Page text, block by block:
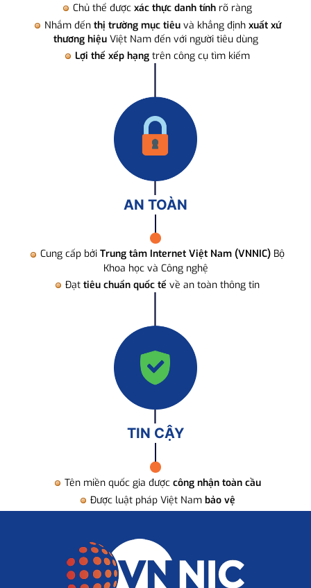
Chủ thể được xác thực danh tính rõ ràng
Nhắm đến thị trường mục tiêuvà khẳng định xuất xứ
thương hiệuViệt Nam đến với người tiêu dùng
Lợi thế xếp hạng trên công cụ tìm kiếm
AN TOÀN
Cung cấp bởi Trung tâm Internet Việt Nam (VNNIC) Bộ
Khoa học và Công nghệ
Đạt tiêu chuẩn quốc tế về an toàn thông tin
TIN CẬY
Tên miền quốc gia được công nhận toàn cầu
Được luật pháp Việt Nam bảo vệ